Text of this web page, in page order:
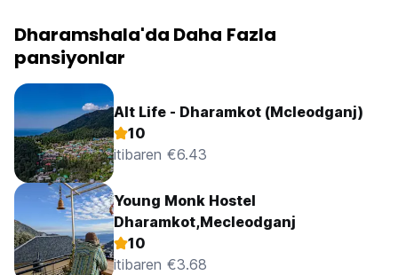
Dharamshala'da Daha Fazla
pansiyonlar
Alt Life - Dharamkot (Mcleodganj)
10
itibaren €6.43
Young Monk Hostel
Dharamkot,Mecleodganj
10
itibaren €3.68